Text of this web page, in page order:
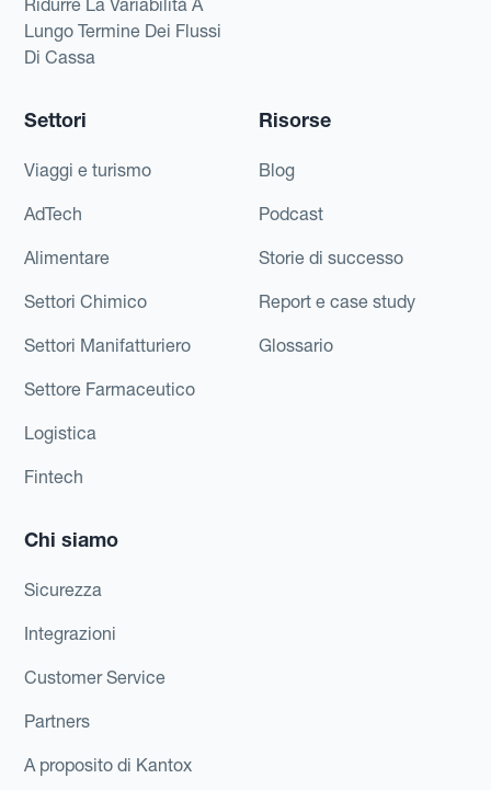
Lungo Termine Dei Flussi
Di Cassa
Settori
Viaggi e turismo
AdTech
Alimentare
Settori Chimico
Settori Manifatturiero
Settore Farmaceutico
Logistica
Fintech
Risorse
Blog
Podcast
Storie di successo
Report e case study
Glossario
Chi siamo
Sicurezza
Integrazioni
Customer Service
Partners
A proposito di Kantox